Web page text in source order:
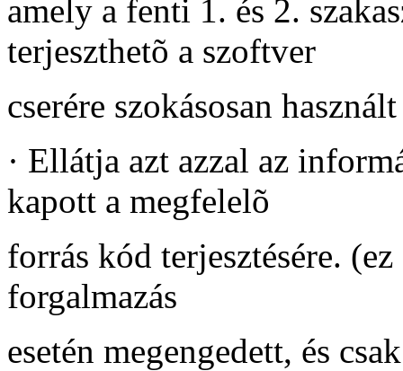
amely a fenti 1. és 2.
terjeszthetõ a szoftver
cserére szokásosan
· Ellátja azt azzal az
kapott a megfelelõ
forrás kód terjesztésére.
forgalmazás
esetén megengedett, és